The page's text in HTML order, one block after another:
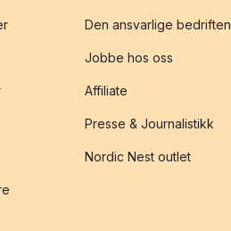
Den ansvarlige bedriften
Jobbe hos oss
Affiliate
Presse & Journalistikk
Nordic Nest outlet